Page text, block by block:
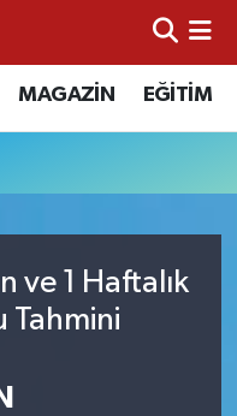
MAGAZİN EĞİTİM
ve 1 Haftalık
Tahmini
Fikstür